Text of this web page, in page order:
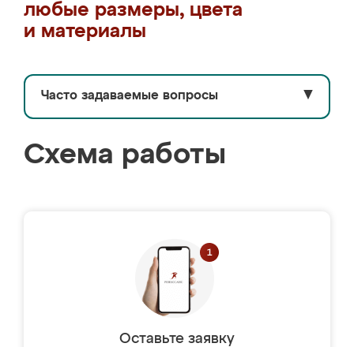
любые размеры, цвета
и материалы
Часто задаваемые вопросы ▼
Схема работы
Оставьте заявку